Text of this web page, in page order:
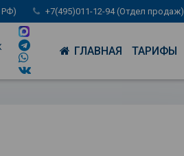
РФ) +7(495)011-12-94 (Отдел продаж)
ГЛАВНАЯ ТАРИФЫ